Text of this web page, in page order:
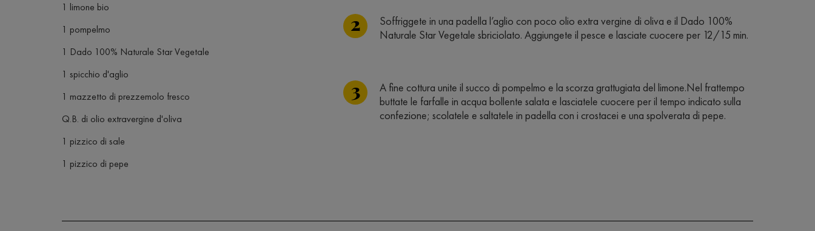
1 limone bio
1 pompelmo
1 Dado 100% Naturale Star Vegetale
1 spicchio d'aglio
1 mazzetto di prezzemolo fresco
Q.B. di olio extravergine d'oliva
1 pizzico di sale
1 pizzico di pepe
Soffriggete in una padella l’aglio con poco olio extra vergine di oliva e il Dado 100%
Naturale Star Vegetale sbriciolato. Aggiungete il pesce e lasciate cuocere per 12/15 min.
A fine cottura unite il succo di pompelmo e la scorza grattugiata del limone.Nel frattempo
buttate le farfalle in acqua bollente salata e lasciatele cuocere per il tempo indicato sulla
confezione; scolatele e saltatele in padella con i crostacei e una spolverata di pepe.